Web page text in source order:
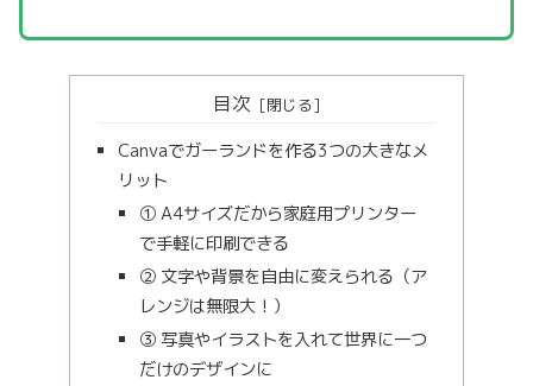
目次
Canvaでガーランドを作る3つの大きなメ
リット
① A4サイズだから家庭用プリンター
で手軽に印刷できる
② 文字や背景を自由に変えられる（ア
レンジは無限大！）
③ 写真やイラストを入れて世界に一つ
だけのデザインに